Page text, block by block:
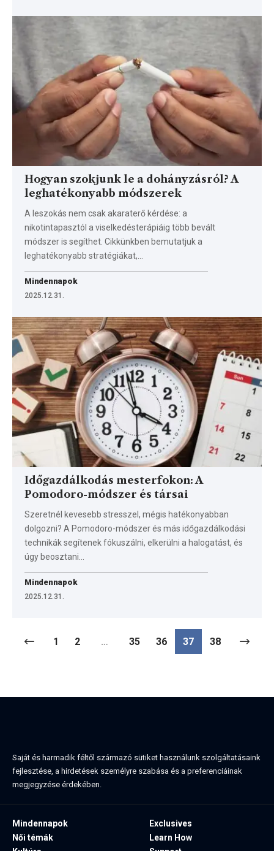
Hogyan szokjunk le a dohányzásról? A
leghatékonyabb módszerek
A leszokás nem csak akaraterő kérdése: a
nikotintapasztól a viselkedésterápiáig több bevált
módszer is segíthet. Cikkünkben bemutatjuk a
leghatékonyabb stratégiákat,…
Mindennapok
2025.12.31.
Időgazdálkodás mesterfokon: A
Pomodoro-módszer és társai
Szeretnél kevesebb stresszel, mégis hatékonyabban
dolgozni? A Pomodoro-módszer és más időgazdálkodási
technikák segítenek fókuszálni, elkerülni a halogatást, és
úgy beosztani…
Mindennapok
2025.12.31.
1 2 … 35 36 37 38
Saját és harmadik féltől származó sütiket használunk szolgáltatásaink
fejlesztése, a hirdetések személyre szabása és a preferenciáinak
megjegyzése érdekében.
Mindennapok
Női témák
Exclusives
Learn How